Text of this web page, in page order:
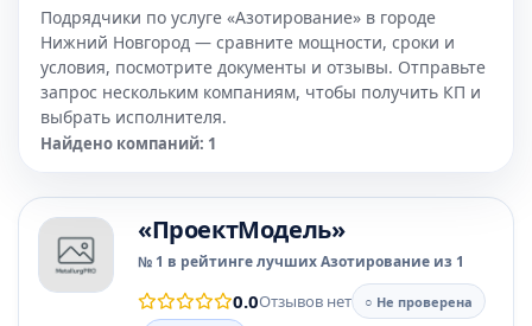
Подрядчики по услуге «Азотирование» в городе
Нижний Новгород — сравните мощности, сроки и
условия, посмотрите документы и отзывы. Отправьте
запрос нескольким компаниям, чтобы получить КП и
выбрать исполнителя.
Найдено компаний: 1
«ПроектМодель»
№ 1 в рейтинге лучших Азотирование из 1
0.0Отзывов нет
○ Не проверена